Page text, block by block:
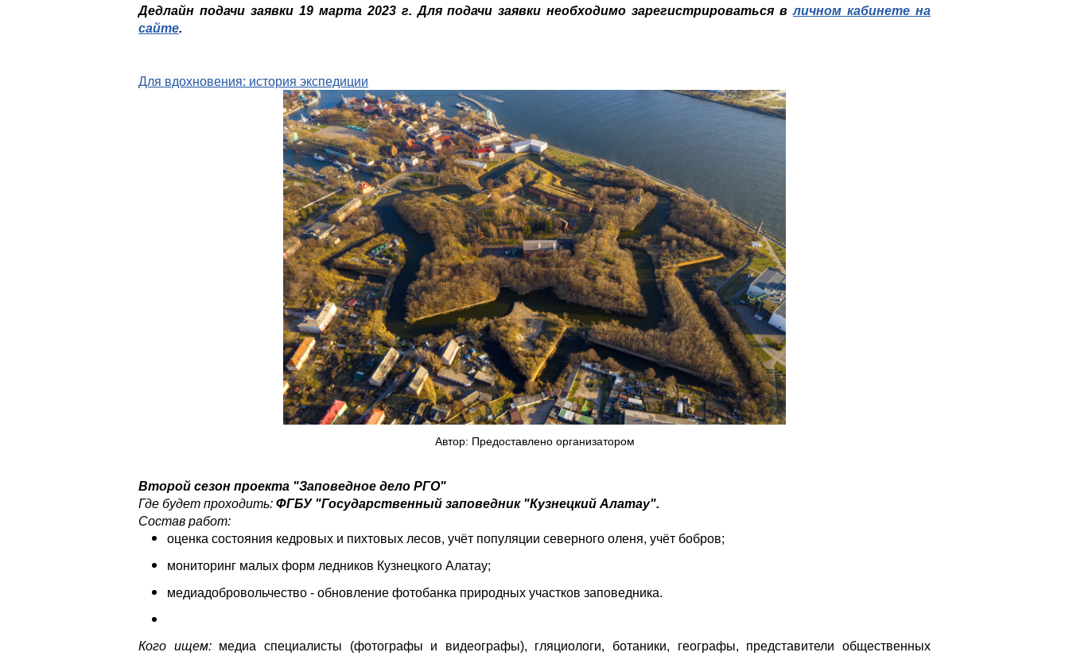
Дедлайн подачи заявки 19 марта 2023 г. Для подачи заявки необходимо зарегистрироваться вличном кабинете на
сайте.
Для вдохновения: история экспедиции
Автор: Предоставлено организатором
Второй сезон проекта "Заповедное дело РГО"
Где будет проходить: ФГБУ "Государственный заповедник "Кузнецкий Алатау".
Состав работ:
оценка состояния кедровых и пихтовых лесов, учёт популяции северного оленя, учёт бобров;
мониторинг малых форм ледников Кузнецкого Алатау;
медиадобровольчество - обновление фотобанка природных участков заповедника.
Кого ищем: медиа специалисты (фотографы и видеографы), гляциологи, ботаники, географы, представители общественных